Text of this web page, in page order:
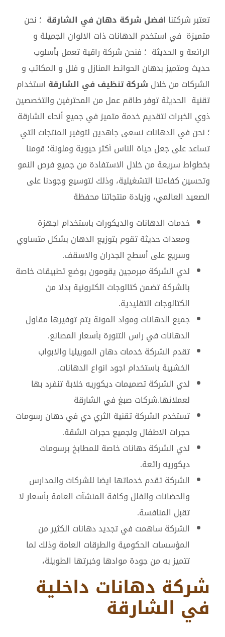
تعتبر شركتنا افضل شركة دهان في الشارقة ؛ نحن
متميزة في استخدم الدهانات ذات الالوان الجميلة و
الرائعة و الحديثة ؛ فنحن شركة راقية تعمل بأسلوب
حديث ومتميز بدهان الحوائط المنازل و فلل و المكاتب و
الشركات من خلال شركة تنظيف في الشارقة استخدام
تقنية الحديثة توفر طاقم عمل من المحترفين والتخصصين
ذوي الخبرات لتقديم خدمة متميز في جميع أنحاء الشارقة
؛ نحن في الدهانات نسعى جاهدين لتوفير المنتجات التي
تساعد على جعل حياة الناس أكثر حيوية وملونة؛ قومنا
بخطواط سريعة من خلال الاستفادة من جميع فرص النمو
وتحسين كفاءتنا التشغيلية، وذلك لتوسيع وجودنا على
الصعيد العالمي، وزيادة منتجاتنا محفظة
خدمات الدهانات والديكورات باستخدام اجهزة
ومعدات حديثة تقوم بتوزيع الدهان بشكل متساوي
وسريع على أسطح الجدران والاسقف.
لدي الشركة مبرمجين يقومون بوضع تطبيقات خاصة
بالشركة تضمن كتالوجات الكترونية بدلا من
الكتالوجات التقليدية.
جميع الدهانات ومواد المونة يتم توفيرها مقاول
الدهانات في راس التنورة بأسعار المصانع.
تقدم الشركة خدمات دهان الموبيليا والابواب
الخشبية باستخدام اجود انواع الدهانات.
لدي الشركة تصميمات ديكوريه خلابة تنفرد بها
لعملائها.شركات صبغ في الشارقة
تستخدم الشركة تقنية الثري دي في دهان رسومات
حجرات الاطفال ولجميع حجرات الشقة.
لدي الشركة دهانات خاصة للمطابخ برسومات
ديكوريه رائعة.
الشركة تقدم خدماتها ايضا للشركات والمدارس
والحضانات والفلل وكافة المنشآت العامة بأسعار لا
تقبل المنافسة.
الشركة ساهمت في تجديد دهانات الكثير من
المؤسسات الحكومية والطرقات العامة وذلك لما
تتميز به من جودة موادها وخبرتها الطويلة،
شركة دهانات داخلية
في الشارقة